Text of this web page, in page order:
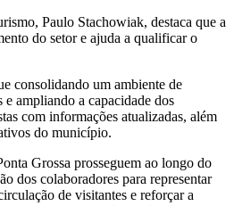
Paulo Stachowiak, destaca que a
do setor e ajuda a qualificar o
consolidando um ambiente de
ampliando a capacidade dos
com informações atualizadas, além
do município.
Grossa prosseguem ao longo do
dos colaboradores para representar
de visitantes e reforçar a